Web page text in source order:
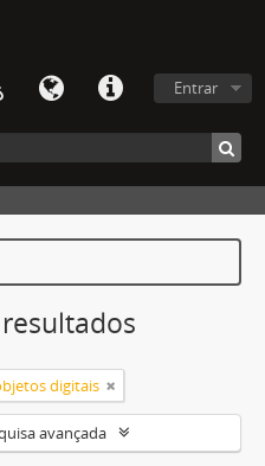
Entrar
digitais
avançada